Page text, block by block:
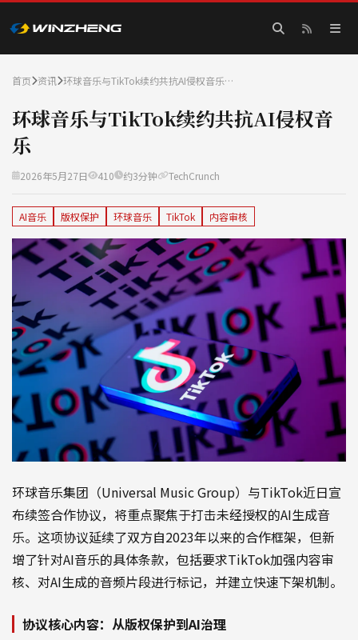
首页 资讯 环球音乐与TikTok续约共抗AI侵权音乐…
环球音乐与TikTok续约共抗AI侵权音
乐
2026年5月27日 410 约3分钟 TechCrunch
AI音乐 版权保护 环球音乐 TikTok 内容审核
环球音乐集团（Universal Music Group）与TikTok近日宣
布续签合作协议，将重点聚焦于打击未经授权的AI生成音
乐。这项协议延续了双方自2023年以来的合作框架，但新
增了针对AI音乐的具体条款，包括要求TikTok加强内容审
核、对AI生成的音频片段进行标记，并建立快速下架机制。
协议核心内容：从版权保护到AI治理